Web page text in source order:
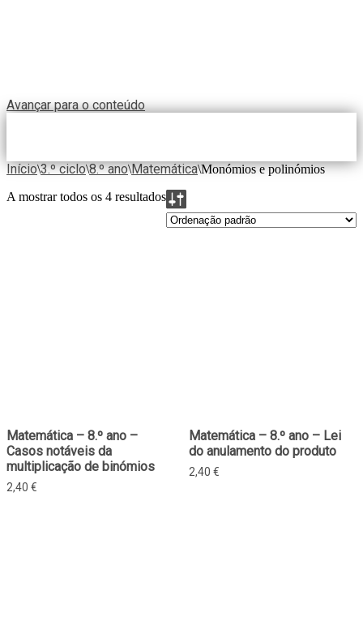
Avançar para o conteúdo
Início\3.º ciclo\8.º ano\Matemática\Monómios e polinómios
A mostrar todos os 4 resultados
Matemática – 8.º ano –
Casos notáveis da
multiplicação de binómios
2,40 €
Matemática – 8.º ano – Lei
do anulamento do produto
2,40 €